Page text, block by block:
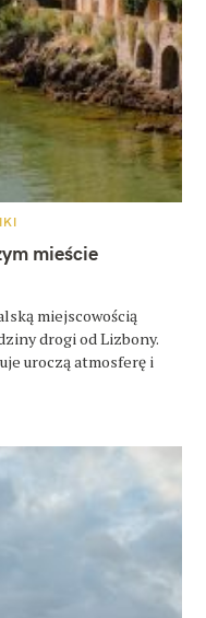
mieście
miejscowością
drogi od Lizbony.
uroczą atmosferę i